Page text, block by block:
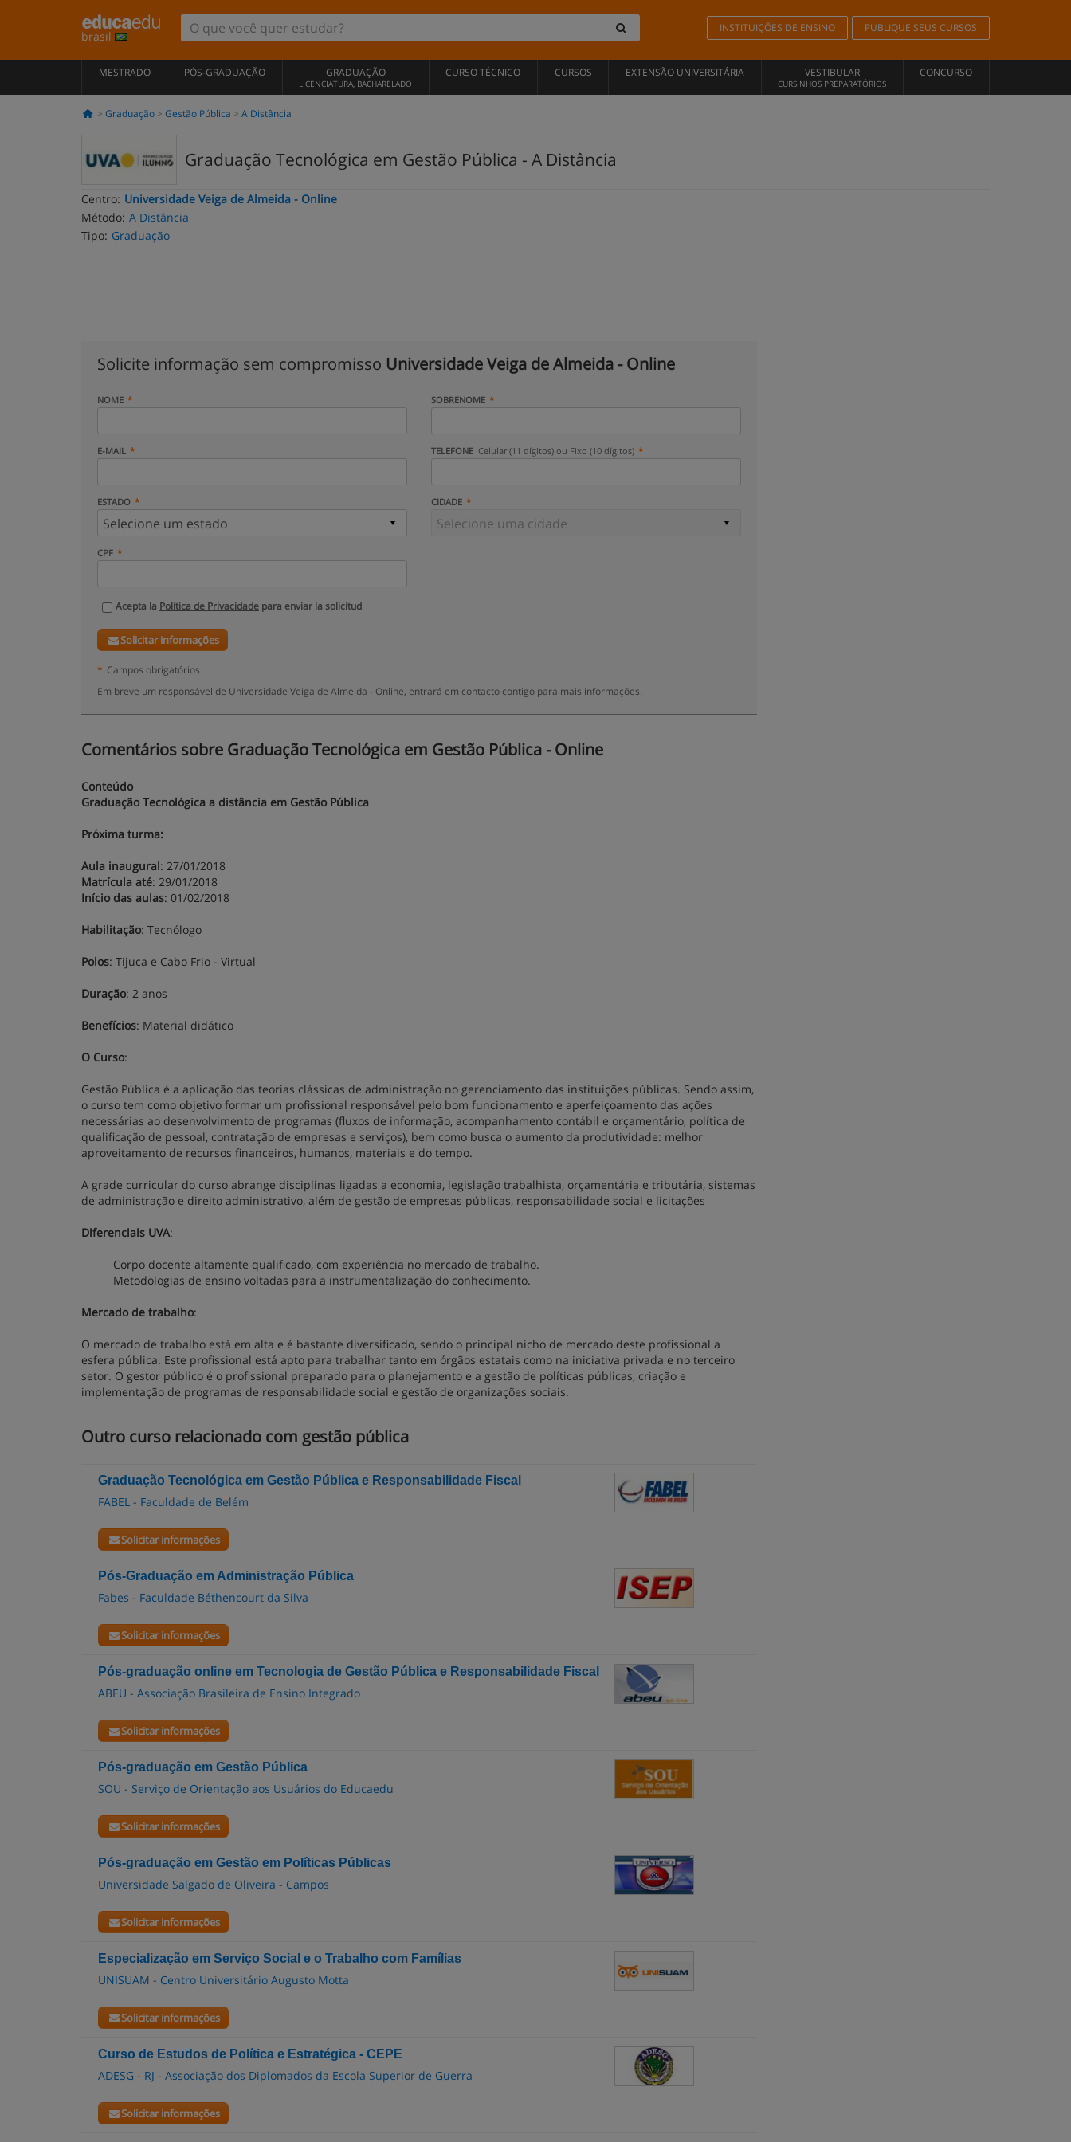
brasil
INSTITUIÇÕES DE ENSINO PUBLIQUE SEUS CURSOS
MESTRADO PÓS-GRADUAÇÃO GRADUAÇÃO
LICENCIATURA, BACHARELADO
CURSO TÉCNICO CURSOS EXTENSÃO UNIVERSITÁRIA VESTIBULAR
CURSINHOS PREPARATÓRIOS
CONCURSO
Graduação Gestão Pública A Distância
Graduação Tecnológica em Gestão Pública - A Distância
Centro: Universidade Veiga de Almeida - Online
Método: A Distância
Tipo: Graduação
Solicite informação sem compromisso Universidade Veiga de Almeida - Online
NOME SOBRENOME
E-MAIL TELEFONE Celular (11 dígitos) ou Fixo (10 dígitos)
ESTADO CIDADE
CPF
Acepta la Política de Privacidade para enviar la solicitud
Solicitar informações
* Campos obrigatórios
Em breve um responsável de Universidade Veiga de Almeida - Online, entrará em contacto contigo para mais informações.
Comentários sobre Graduação Tecnológica em Gestão Pública - Online
Conteúdo
Graduação Tecnológica a distância em Gestão Pública
Próxima turma:
Aula inaugural: 27/01/2018
Matrícula até: 29/01/2018
Início das aulas: 01/02/2018
Habilitação: Tecnólogo
Polos: Tijuca e Cabo Frio - Virtual
Duração: 2 anos
Benefícios: Material didático
O Curso:
Gestão Pública é a aplicação das teorias clássicas de administração no gerenciamento das instituições públicas. Sendo assim,
o curso tem como objetivo formar um profissional responsável pelo bom funcionamento e aperfeiçoamento das ações
necessárias ao desenvolvimento de programas (fluxos de informação, acompanhamento contábil e orçamentário, política de
qualificação de pessoal, contratação de empresas e serviços), bem como busca o aumento da produtividade: melhor
aproveitamento de recursos financeiros, humanos, materiais e do tempo.
A grade curricular do curso abrange disciplinas ligadas a economia, legislação trabalhista, orçamentária e tributária, sistemas
de administração e direito administrativo, além de gestão de empresas públicas, responsabilidade social e licitações
Diferenciais UVA:
Corpo docente altamente qualificado, com experiência no mercado de trabalho.
Metodologias de ensino voltadas para a instrumentalização do conhecimento.
Mercado de trabalho:
O mercado de trabalho está em alta e é bastante diversificado, sendo o principal nicho de mercado deste profissional a
esfera pública. Este profissional está apto para trabalhar tanto em órgãos estatais como na iniciativa privada e no terceiro
setor. O gestor público é o profissional preparado para o planejamento e a gestão de políticas públicas, criação e
implementação de programas de responsabilidade social e gestão de organizações sociais.
Outro curso relacionado com gestão pública
Graduação Tecnológica em Gestão Pública e Responsabilidade Fiscal
FABEL - Faculdade de Belém
Solicitar informações
Pós-Graduação em Administração Pública
Fabes - Faculdade Béthencourt da Silva
Solicitar informações
Pós-graduação online em Tecnologia de Gestão Pública e Responsabilidade Fiscal
ABEU - Associação Brasileira de Ensino Integrado
Solicitar informações
Pós-graduação em Gestão Pública
SOU - Serviço de Orientação aos Usuários do Educaedu
Solicitar informações
Pós-graduação em Gestão em Políticas Públicas
Universidade Salgado de Oliveira - Campos
Solicitar informações
Especialização em Serviço Social e o Trabalho com Famílias
UNISUAM - Centro Universitário Augusto Motta
Solicitar informações
Curso de Estudos de Política e Estratégica - CEPE
ADESG - RJ - Associação dos Diplomados da Escola Superior de Guerra
Solicitar informações